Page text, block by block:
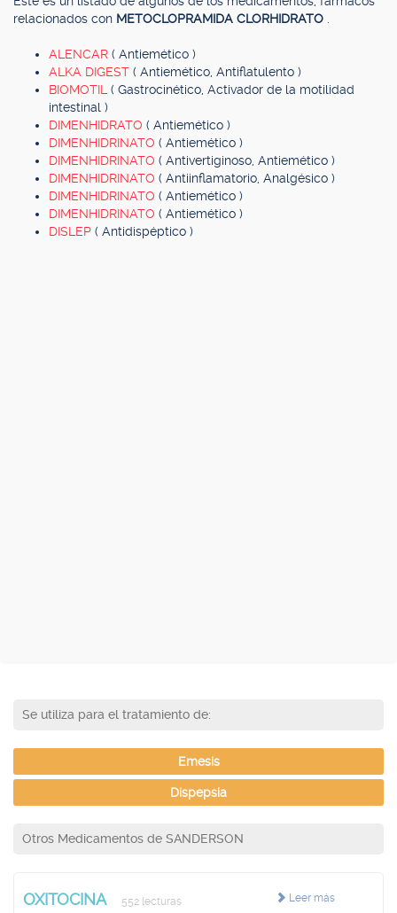
relacionados con METOCLOPRAMIDA CLORHIDRATO
ALENCAR ( Antiemético )
ALKA DIGEST ( Antiemético, Antiflatulento )
BIOMOTIL ( Gastrocinético, Activador de la motilidad
intestinal )
DIMENHIDRATO ( Antiemético )
DIMENHIDRINATO ( Antiemético )
DIMENHIDRINATO ( Antivertiginoso, Antiemético )
DIMENHIDRINATO ( Antiinflamatorio, Analgésico )
DIMENHIDRINATO ( Antiemético )
DIMENHIDRINATO ( Antiemético )
DISLEP ( Antidispéptico )
Se utiliza para el tratamiento de:
Emesis
Dispepsia
Otros Medicamentos de SANDERSON
Leer más
OXITOCINA 552 lecturas